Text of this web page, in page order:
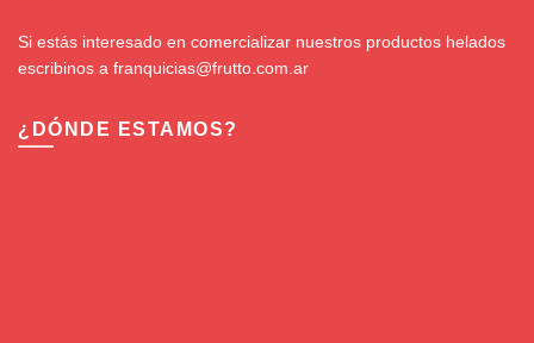
Si estás interesado en comercializar nuestros productos helados
escribinos a franquicias@frutto.com.ar
¿DÓNDE ESTAMOS?